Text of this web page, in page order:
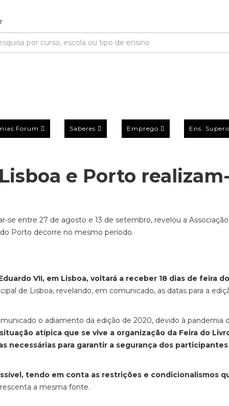
Forum Saberes Emprego Ens.
e Porto
se entre 27 de agosto e 13 de setembro, revelou a Associação
Porto decorre no mesmo período.
VII, em Lisboa, voltará a receber 18 dias de feira
de Lisboa, revelando, em comunicado, as datas para a
o adiamento da edição de 2020, devido à pandemia
atípica que se vive a organização da Feira do
necessárias para garantir a segurança dos
tendo em conta as restrições e condicionalismos
a mesma fonte.